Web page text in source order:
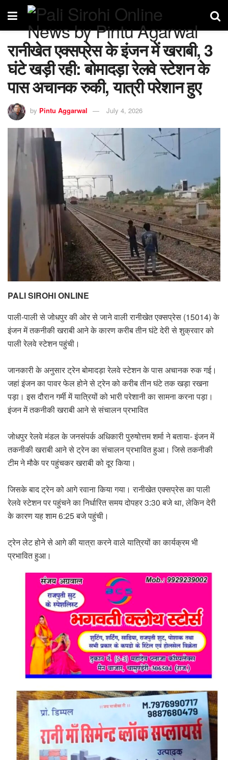
रानीखेत एक्सप्रेस के इंजन में खराबी, 3
घंटे खड़ी रही: बोमादड़ा रेलवे स्टेशन के
पास अचानक रुकी, यात्री परेशान हुए
by Pintu Aggarwal July 4, 2026
PALI SIROHI ONLINE
पाली-पाली से जोधपुर की ओर से जाने वाली रानीखेत एक्सप्रेस (15014) के
इंजन में तकनीकी खराबी आने के कारण करीब तीन घंटे देरी से शुक्रवार को
पाली रेलवे स्टेशन पहुंची।
जानकारी के अनुसार ट्रेन बोमादड़ा रेलवे स्टेशन के पास अचानक रुक गई।
जहां इंजन का पावर फेल होने से ट्रेन को करीब तीन घंटे तक खड़ा रखना
पड़ा। इस दौरान गर्मी में यात्रियों को भारी परेशानी का सामना करना पड़ा।
इंजन में तकनीकी खराबी आने से संचालन प्रभावित
जोधपुर रेलवे मंडल के जनसंपर्क अधिकारी पुरुषोत्तम शर्मा ने बताया- इंजन में
तकनीकी खराबी आने से ट्रेन का संचालन प्रभावित हुआ। जिसे तकनीकी
टीम ने मौके पर पहुंचकर खराबी को दूर किया।
जिसके बाद ट्रेन को आगे रवाना किया गया। रानीखेत एक्सप्रेस का पाली
रेलवे स्टेशन पर पहुंचने का निर्धारित समय दोपहर 3:30 बजे था, लेकिन देरी
के कारण यह शाम 6:25 बजे पहुंची।
ट्रेन लेट होने से आगे की यात्रा करने वाले यात्रियों का कार्यक्रम भी
प्रभावित हुआ।